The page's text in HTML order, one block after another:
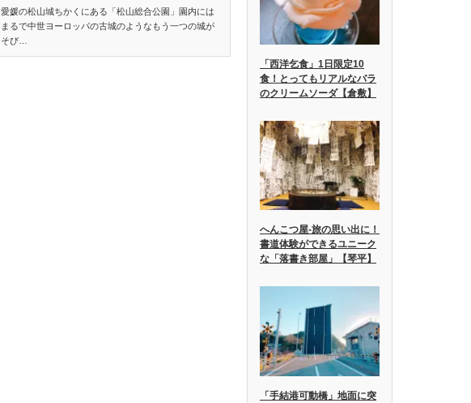
愛媛の松山城ちかくにある「松山総合公園」園内には
まるで中世ヨーロッパの古城のようなもう一つの城が
そび…
「西洋乞食」1日限定10
食！とってもリアルなバラ
のクリームソーダ【倉敷】
へんこつ屋-旅の思い出に！
書道体験ができるユニーク
な「落書き部屋」【琴平】
「手結港可動橋」地面に突